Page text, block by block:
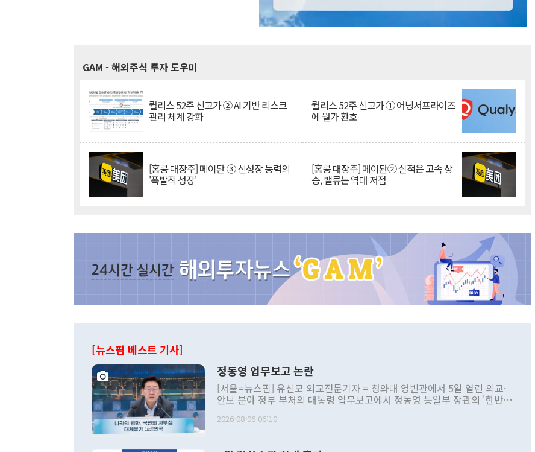
GAM - 해외주식 투자 도우미
퀄리스 52주 신고가 ② AI 기반 리스크
관리 체계 강화
퀄리스 52주 신고가 ① 어닝서프라이즈
에 월가 환호
[홍콩 대장주] 메이퇀 ③ 신성장 동력의
'폭발적 성장'
[홍콩 대장주] 메이퇀② 실적은 고속 상
승, 밸류는 역대 저점
[뉴스핌 베스트 기사]
정동영 업무보고 논란
[서울=뉴스핌] 유신모 외교전문기자 = 청와대 영빈관에서 5일 열린 외교·
안보 분야 정부 부처의 대통령 업무보고에서 정동영 통일부 장관의 '한반도
발언 중에는 정부 내 조율을 거치지 않은 사안을 정책으로 추진하겠다고 공
2026-08-06 06:10